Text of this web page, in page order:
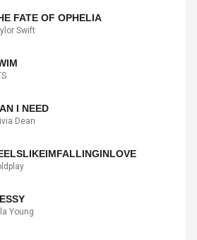
FATE OF OPHELIA
Swift
I NEED
Dean
Young